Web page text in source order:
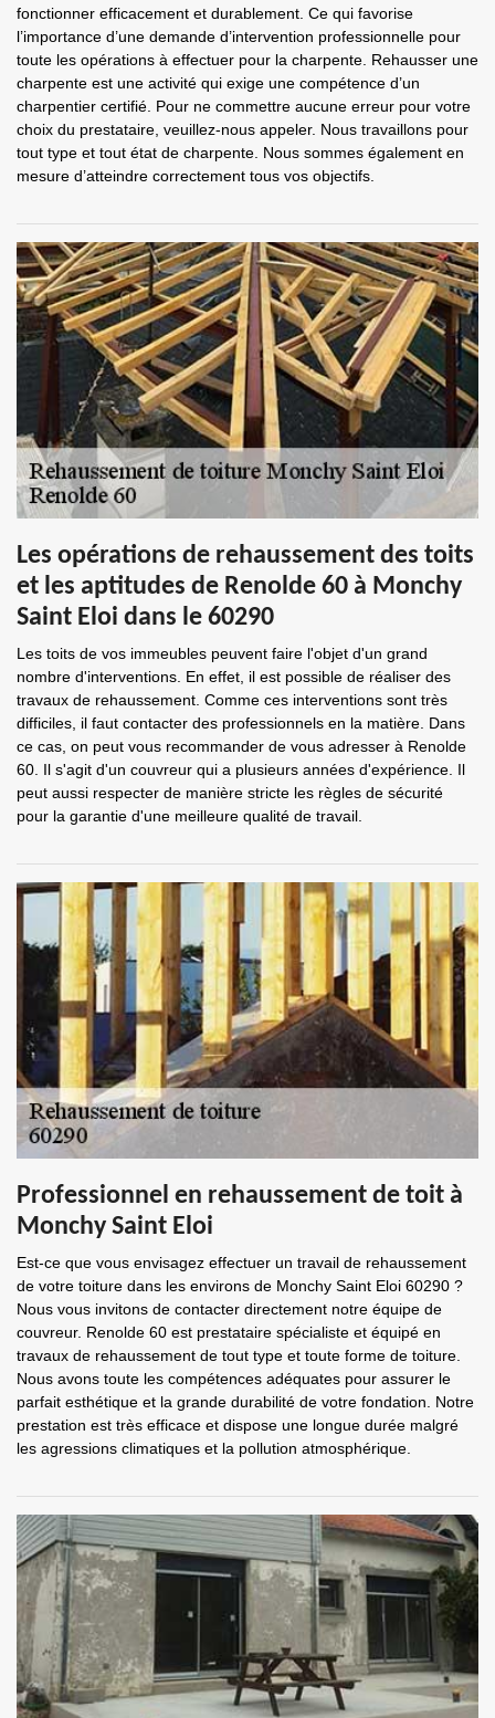
fonctionner efficacement et durablement. Ce qui favorise
l’importance d’une demande d’intervention professionnelle pour
toute les opérations à effectuer pour la charpente. Rehausser une
charpente est une activité qui exige une compétence d’un
charpentier certifié. Pour ne commettre aucune erreur pour votre
choix du prestataire, veuillez-nous appeler. Nous travaillons pour
tout type et tout état de charpente. Nous sommes également en
mesure d’atteindre correctement tous vos objectifs.
Les opérations de rehaussement des toits
et les aptitudes de Renolde 60 à Monchy
Saint Eloi dans le 60290
Les toits de vos immeubles peuvent faire l'objet d'un grand
nombre d'interventions. En effet, il est possible de réaliser des
travaux de rehaussement. Comme ces interventions sont très
difficiles, il faut contacter des professionnels en la matière. Dans
ce cas, on peut vous recommander de vous adresser à Renolde
60. Il s'agit d'un couvreur qui a plusieurs années d'expérience. Il
peut aussi respecter de manière stricte les règles de sécurité
pour la garantie d'une meilleure qualité de travail.
Professionnel en rehaussement de toit à
Monchy Saint Eloi
Est-ce que vous envisagez effectuer un travail de rehaussement
de votre toiture dans les environs de Monchy Saint Eloi 60290 ?
Nous vous invitons de contacter directement notre équipe de
couvreur. Renolde 60 est prestataire spécialiste et équipé en
travaux de rehaussement de tout type et toute forme de toiture.
Nous avons toute les compétences adéquates pour assurer le
parfait esthétique et la grande durabilité de votre fondation. Notre
prestation est très efficace et dispose une longue durée malgré
les agressions climatiques et la pollution atmosphérique.